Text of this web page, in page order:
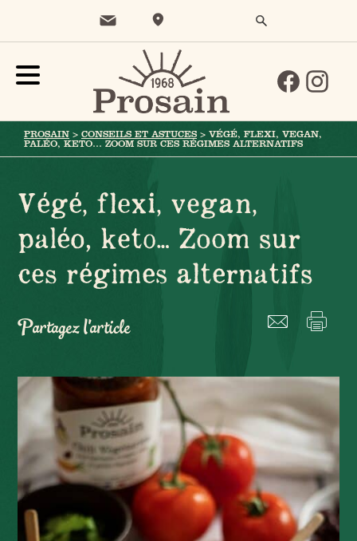
PROSAIN > CONSEILS ET ASTUCES > VÉGÉ, FLEXI, VEGAN,
PALÉO, KETO… ZOOM SUR CES RÉGIMES ALTERNATIFS
Végé, flexi, vegan,
paléo, keto… Zoom sur
ces régimes alternatifs
Partagez l'article